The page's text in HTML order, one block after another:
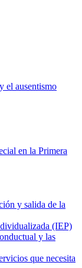
el ausentismo
en la Primera
y salida de la
(IEP)
y las
que necesita